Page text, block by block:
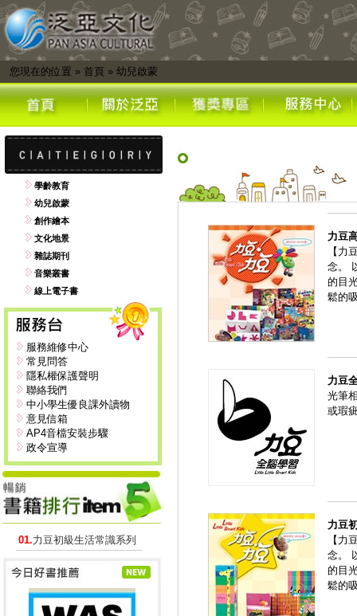
您現在的位置 » 首頁 » 幼兒啟蒙
學齡教育
幼兒啟蒙
創作繪本
文化地景
雜誌期刊
音樂叢書
線上電子書
服務維修中心
常見問答
隱私權保護聲明
聯絡我們
中小學生優良課外讀物
意見信箱
AP4音檔安裝步驟
政令宣導
01.力豆初級生活常識系列
力豆
【力
念。
的目
鬆的
力豆
光筆
或瑕
力豆
【力
念。
的目
鬆的